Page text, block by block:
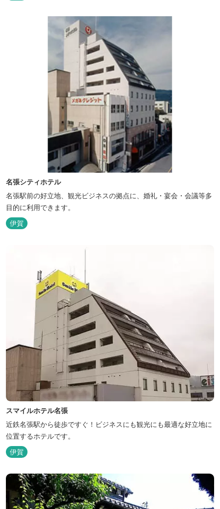
く、絶景と評判です。
名張シティホテル
名張駅前の好立地、観光ビジネスの拠点に、婚礼・宴会・会議等多
目的に利用できます。
伊賀
スマイルホテル名張
近鉄名張駅から徒歩ですぐ！ビジネスにも観光にも最適な好立地に
位置するホテルです。
伊賀